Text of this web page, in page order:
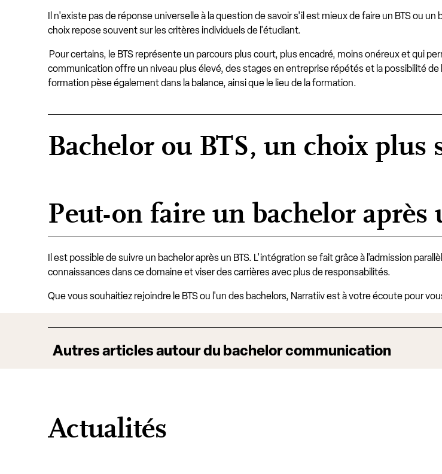
Il n'existe pas de réponse universelle à la question de savoir s'il est mieux de faire un BTS ou
choix repose souvent sur les critères individuels de l'étudiant.
Pour certains, le BTS représente un parcours plus court, plus encadré, moins onéreux et qui
communication offre un niveau plus élevé, des stages en entreprise répétés et la possibilité
formation pèse également dans la balance, ainsi que le lieu de la formation.
Bachelor ou BTS, un choix
Peut-on faire un bachelor après
Il est possible de suivre un bachelor après un BTS. L'intégration se fait grâce à l'admission
connaissances dans ce domaine et viser des carrières avec plus de responsabilités.
Que vous souhaitiez rejoindre le BTS ou l'un des bachelors, Narratiiv est à votre écoute pour
Autres articles autour du bachelor communication
Actualités